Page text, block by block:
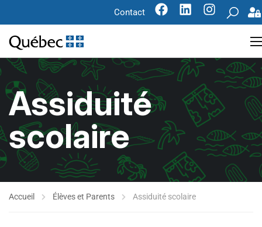
Contact
Assiduité
scolaire
Accueil Élèves et Parents Assiduité scolaire